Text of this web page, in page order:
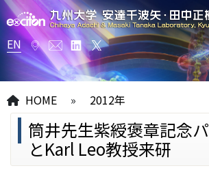
EN
HOME » 2012年
筒井先生紫綬褒章記念
とKarl Leo教授来研